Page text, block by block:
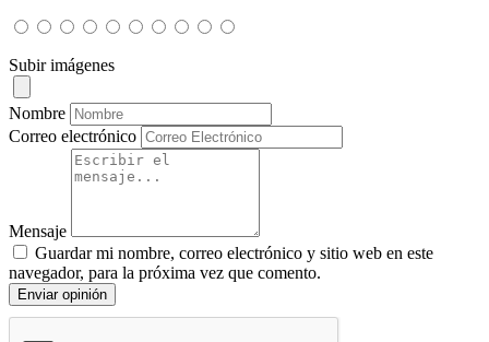
Subir imágenes
Nombre
Correo electrónico
Mensaje
Guardar mi nombre, correo electrónico y sitio web en este
navegador, para la próxima vez que comento.
Enviar opinión